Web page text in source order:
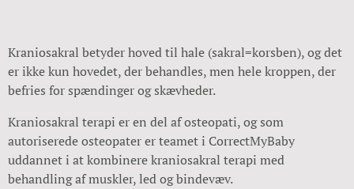
Kraniosakral betyder hoved til hale (sakral=korsben), og det
er ikke kun hovedet, der behandles, men hele kroppen, der
befries for spændinger og skævheder.
Kraniosakral terapi er en del af osteopati, og som
autoriserede osteopater er teamet i CorrectMyBaby
uddannet i at kombinere kraniosakral terapi med
behandling af muskler, led og bindevæv.